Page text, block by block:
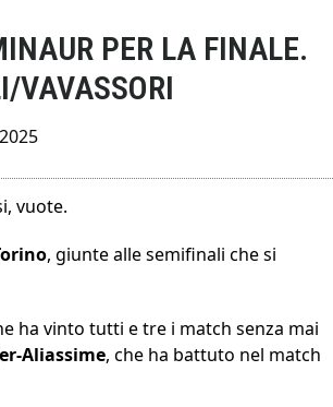
PER LA FINALE.
VAVASSORI
vuote.
, giunte alle semifinali che si
ha vinto tutti e tre i match senza mai
Aliassime, che ha battuto nel match